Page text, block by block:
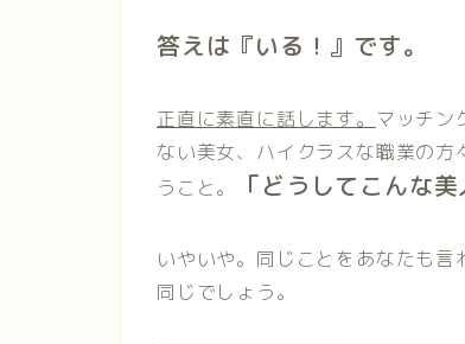
答えは『いる！』です。
正直に素直に話します。 マッチン
ない美女、ハイクラスな職業の
うこと。
「どうしてこんな
いやいや。同じことをあなたも
同じでしょう。